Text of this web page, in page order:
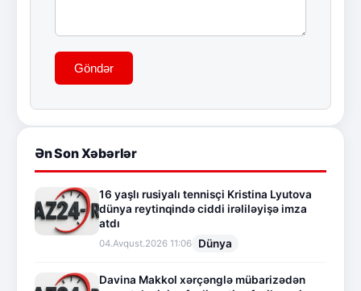
Göndər
Ən Son Xəbərlər
16 yaşlı rusiyalı tennisçi Kristina Lyutova
dünya reytinqində ciddi irəliləyişə imza
atdı
04.Avqust.2026 11:06 Dünya
Davina Makkol xərçənglə mübarizədən